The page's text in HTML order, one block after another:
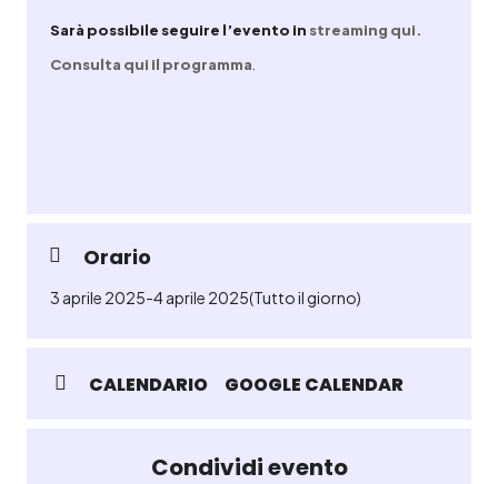
Sarà possibile seguire l’evento in streaming qui.
Consulta qui il programma
Orario
3 aprile 2025-4 aprile 2025(Tutto il giorno)
CALENDARIO GOOGLE CALENDAR
Condividi evento